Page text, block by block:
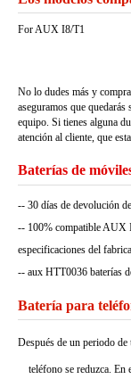
For AUX I8/T1
No lo dudes más y
aseguramos que
equipo. Si tienes alguna
atención al cliente, que
Baterías de
-- 30 días de devolución
-- 100% compatible AUX
especificaciones del
-- aux HTT0036 baterías
Batería para
Después de un periodo
teléfono se reduzca. En